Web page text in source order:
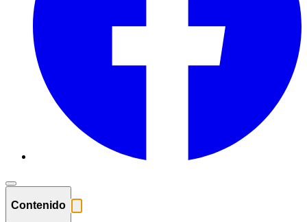
Contenido